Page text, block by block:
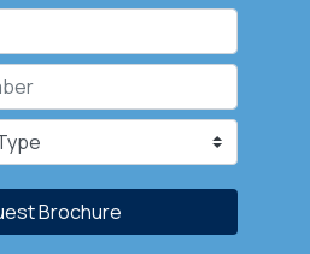
Brochure